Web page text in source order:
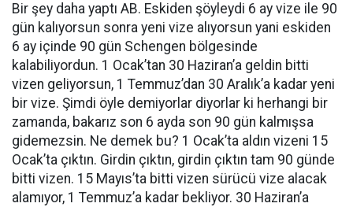
Bir şey daha yaptı AB. Eskiden şöyleydi 6 ay vize ile 90
gün kalıyorsun sonra yeni vize alıyorsun yani eskiden
6 ay içinde 90 gün Schengen bölgesinde
kalabiliyordun. 1 Ocak’tan 30 Haziran’a geldin bitti
vizen geliyorsun, 1 Temmuz’dan 30 Aralık’a kadar yeni
bir vize. Şimdi öyle demiyorlar diyorlar ki herhangi bir
zamanda, bakarız son 6 ayda son 90 gün kalmışsa
gidemezsin. Ne demek bu? 1 Ocak’ta aldın vizeni 15
Ocak’ta çıktın. Girdin çıktın, girdin çıktın tam 90 günde
bitti vizen. 15 Mayıs’ta bitti vizen sürücü vize alacak
alamıyor, 1 Temmuz’a kadar bekliyor. 30 Haziran’a